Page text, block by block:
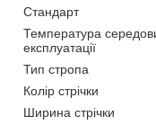
Стандарт
Температура
експлуатації
Тип стропа
Колір стрічки
Ширина стрічки